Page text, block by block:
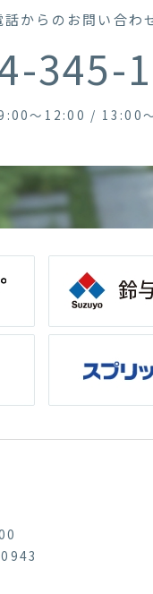
話からのお問い合わ
345-
～12:00 / 13:00